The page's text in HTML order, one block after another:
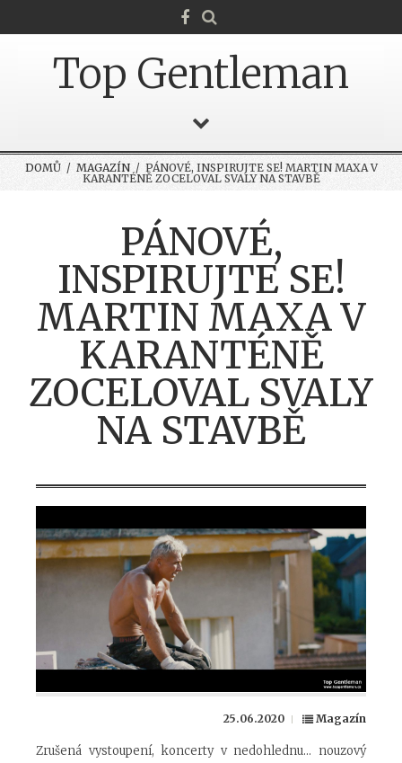
Top Gentleman
DOMŮ/ MAGAZÍN/ PÁNOVÉ, INSPIRUJTE SE! MARTIN MAXA V
KARANTÉNĚ ZOCELOVAL SVALY NA STAVBĚ
PÁNOVÉ,
INSPIRUJTE SE!
MARTIN MAXA V
KARANTÉNĚ
ZOCELOVAL SVALY
NA STAVBĚ
25.06.2020 Magazín
Zrušená vystoupení, koncerty v nedohlednu… nouzový